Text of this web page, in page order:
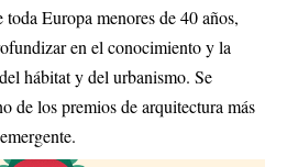
Europa menores de 40 años,
en el conocimiento y la
hábitat y del urbanismo. Se
de los premios de arquitectura más